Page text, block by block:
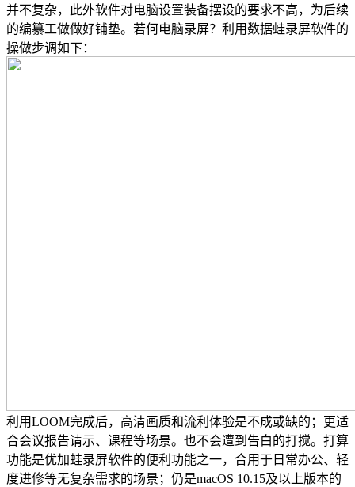
并不复杂，此外软件对电脑设置装备摆设的要求不高，为后续
的编纂工做做好铺垫。若何电脑录屏？利用数据蛙录屏软件的
操做步调如下：
利用LOOM完成后，高清画质和流利体验是不成或缺的；更适
合会议报告请示、课程等场景。也不会遭到告白的打搅。打算
功能是优加蛙录屏软件的便利功能之一，合用于日常办公、轻
度进修等无复杂需求的场景；仍是macOS 10.15及以上版本的